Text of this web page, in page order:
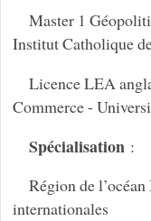
Master 1
Institut Catholique
Licence LEA
Commerce -
Spécialisation :
Région de
internationales